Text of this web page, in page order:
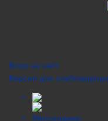
Вход на сайт
Версия для